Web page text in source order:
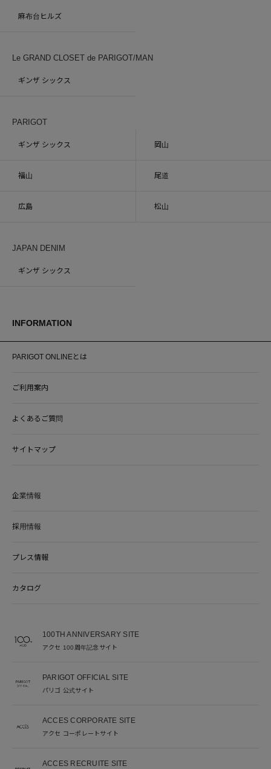
麻布台ヒルズ
Le GRAND CLOSET de PARIGOT/MAN
ギンザ シックス
PARIGOT
ギンザ シックス 岡山
福山 尾道
広島 松山
JAPAN DENIM
ギンザ シックス
INFORMATION
PARIGOT ONLINEとは
ご利用案内
よくあるご質問
サイトマップ
企業情報
採用情報
プレス情報
カタログ
100TH ANNIVERSARY SITE
アクセ 100周年記念サイト
PARIGOT OFFICIAL SITE
パリゴ 公式サイト
ACCES CORPORATE SITE
アクセ コーポレートサイト
ACCES RECRUITE SITE